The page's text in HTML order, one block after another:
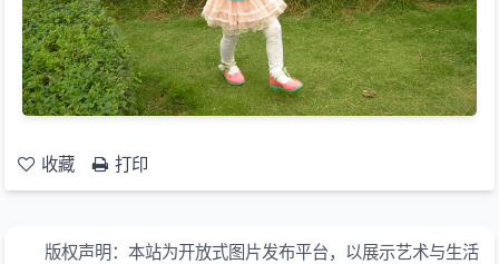
收藏 打印
版权声明：本站为开放式图片发布平台，以展示艺术与生活